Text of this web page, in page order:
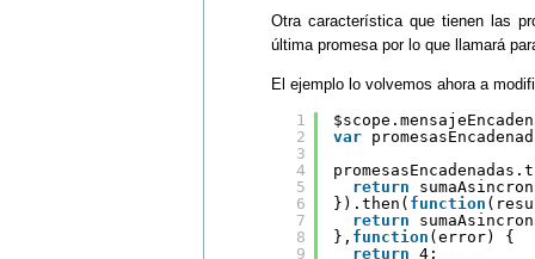
Otra característica que tienen las
última promesa por lo que llamará
El ejemplo lo volvemos ahora a
1
2
3
4
5
6
7
8
9
var
return
}).then( function
return
}, function (error) {
return 4;